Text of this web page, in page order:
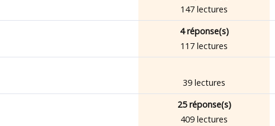
147 lectures
4 réponse(s)
117 lectures
39 lectures
25 réponse(s)
409 lectures